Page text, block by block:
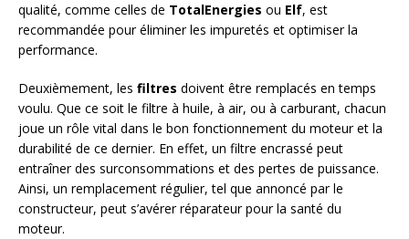
qualité, comme celles de TotalEnergies ou Elf, est
recommandée pour éliminer les impuretés et optimiser la
performance.
Deuxièmement, les filtres doivent être remplacés en temps
voulu. Que ce soit le filtre à huile, à air, ou à carburant, chacun
joue un rôle vital dans le bon fonctionnement du moteur et la
durabilité de ce dernier. En effet, un filtre encrassé peut
entraîner des surconsommations et des pertes de puissance.
Ainsi, un remplacement régulier, tel que annoncé par le
constructeur, peut s’avérer réparateur pour la santé du
moteur.